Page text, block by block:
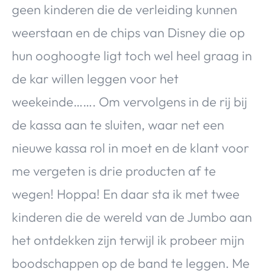
geen kinderen die de verleiding kunnen
weerstaan en de chips van Disney die op
hun ooghoogte ligt toch wel heel graag in
de kar willen leggen voor het
weekeinde……. Om vervolgens in de rij bij
de kassa aan te sluiten, waar net een
nieuwe kassa rol in moet en de klant voor
me vergeten is drie producten af te
wegen! Hoppa! En daar sta ik met twee
kinderen die de wereld van de Jumbo aan
het ontdekken zijn terwijl ik probeer mijn
boodschappen op de band te leggen. Me